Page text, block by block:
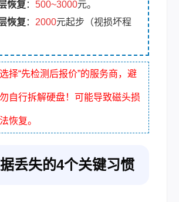
恢复 ： 500~3000元。
恢复 ： 2000元起步（视损坏程
择“先检测后报价”的服务商，避
自行拆解硬盘！可能导致磁头损
恢复。
丢失的4个关键习惯